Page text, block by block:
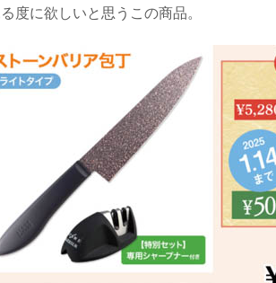
る度に欲しいと思うこの商品。